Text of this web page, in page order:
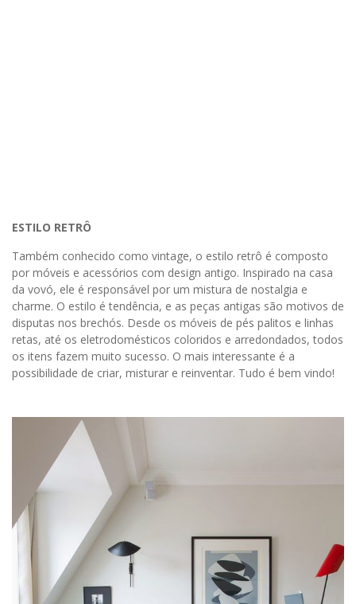
ESTILO RETRÔ
Também conhecido como vintage, o estilo retrô é composto
por móveis e acessórios com design antigo. Inspirado na casa
da vovó, ele é responsável por um mistura de nostalgia e
charme. O estilo é tendência, e as peças antigas são motivos de
disputas nos brechós. Desde os móveis de pés palitos e linhas
retas, até os eletrodomésticos coloridos e arredondados, todos
os itens fazem muito sucesso. O mais interessante é a
possibilidade de criar, misturar e reinventar. Tudo é bem vindo!